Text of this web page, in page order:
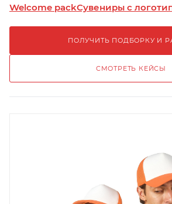
Welcome packСувениры с
ПОЛУЧИТЬ ПОДБОРКУ И
СМОТРЕТЬ КЕЙСЫ